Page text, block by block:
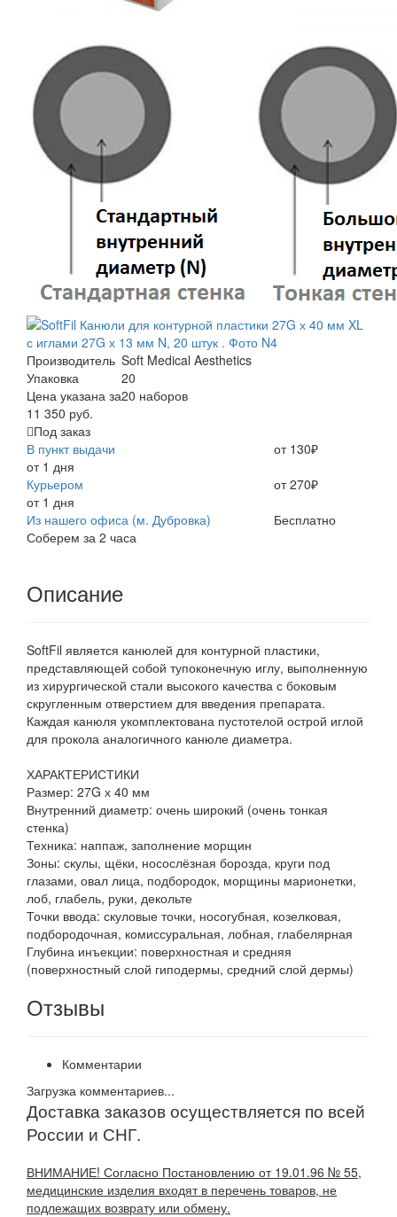
Производитель Soft Medical Aesthetics
Упаковка
20
Цена указана за20 наборов
11 350 руб.
Под заказ
В пункт выдачи
от 1 дня
от 130₽
Курьером
от 1 дня
от 270₽
Из нашего офиса (м. Дубровка)
Соберем за 2 часа
Бесплатно
Описание
SoftFil является канюлей для контурной пластики,
представляющей собой тупоконечную иглу, выполненную
из хирургической стали высокого качества с боковым
скругленным отверстием для введения препарата.
Каждая канюля укомплектована пустотелой острой иглой
для прокола аналогичного канюле диаметра.
ХАРАКТЕРИСТИКИ
Размер: 27G х 40 мм
Внутренний диаметр: очень широкий (очень тонкая
стенка)
Техника: наппаж, заполнение морщин
Зоны: скулы, щёки, носослёзная борозда, круги под
глазами, овал лица, подбородок, морщины марионетки,
лоб, глабель, руки, декольте
Точки ввода: скуловые точки, носогубная, козелковая,
подбородочная, комиссуральная, лобная, глабелярная
Глубина инъекции: поверхностная и средняя
(поверхностный слой гиподермы, средний слой дермы)
Отзывы
Комментарии
Загрузка комментариев...
Доставка заказов осуществляется по всей
России и СНГ.
ВНИМАНИЕ! Согласно Постановлению от 19.01.96 № 55,
медицинские изделия входят в перечень товаров, не
подлежащих возврату или обмену.